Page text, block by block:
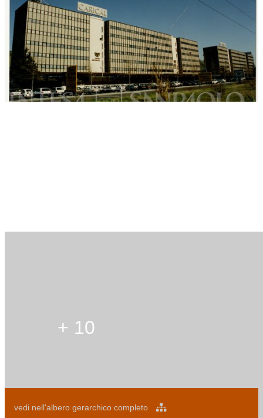
+ 10
vedi nell'albero gerarchico completo